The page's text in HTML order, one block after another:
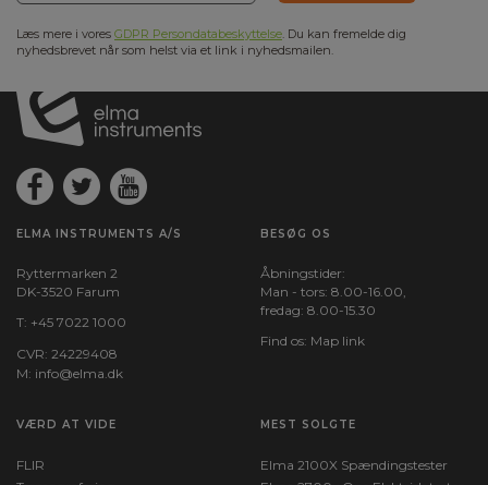
Læs mere i vores GDPR Persondatabeskyttelse. Du kan fremelde dig
nyhedsbrevet når som helst via et link i nyhedsmailen.
ELMA INSTRUMENTS A/S
Ryttermarken 2
DK-3520 Farum
T: +45 7022 1000
CVR: 24229408
M: info@elma.dk
BESØG OS
Åbningstider:
Man - tors: 8.00-16.00,
fredag: 8.00-15.30
Find os: Map link
VÆRD AT VIDE
FLIR
MEST SOLGTE
Elma 2100X Spændingstester